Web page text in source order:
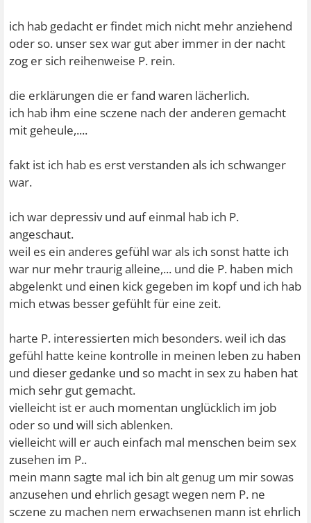
ich hab gedacht er findet mich nicht mehr anziehend
oder so. unser sex war gut aber immer in der nacht
zog er sich reihenweise P. rein.
die erklärungen die er fand waren lächerlich.
ich hab ihm eine sczene nach der anderen gemacht
mit geheule,....
fakt ist ich hab es erst verstanden als ich schwanger
war.
ich war depressiv und auf einmal hab ich P.
angeschaut.
weil es ein anderes gefühl war als ich sonst hatte ich
war nur mehr traurig alleine,... und die P. haben mich
abgelenkt und einen kick gegeben im kopf und ich hab
mich etwas besser gefühlt für eine zeit.
harte P. interessierten mich besonders. weil ich das
gefühl hatte keine kontrolle in meinen leben zu haben
und dieser gedanke und so macht in sex zu haben hat
mich sehr gut gemacht.
vielleicht ist er auch momentan unglücklich im job
oder so und will sich ablenken.
vielleicht will er auch einfach mal menschen beim sex
zusehen im P..
mein mann sagte mal ich bin alt genug um mir sowas
anzusehen und ehrlich gesagt wegen nem P. ne
sczene zu machen nem erwachsenen mann ist ehrlich